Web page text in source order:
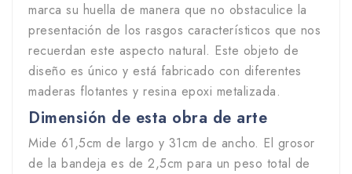
marca su huella de manera que no obstaculice la
presentación de los rasgos característicos que nos
recuerdan este aspecto natural. Este objeto de
diseño es único y está fabricado con diferentes
maderas flotantes y resina epoxi metalizada.
Dimensión de esta obra de arte
Mide 61,5cm de largo y 31cm de ancho. El grosor
de la bandeja es de 2,5cm para un peso total de